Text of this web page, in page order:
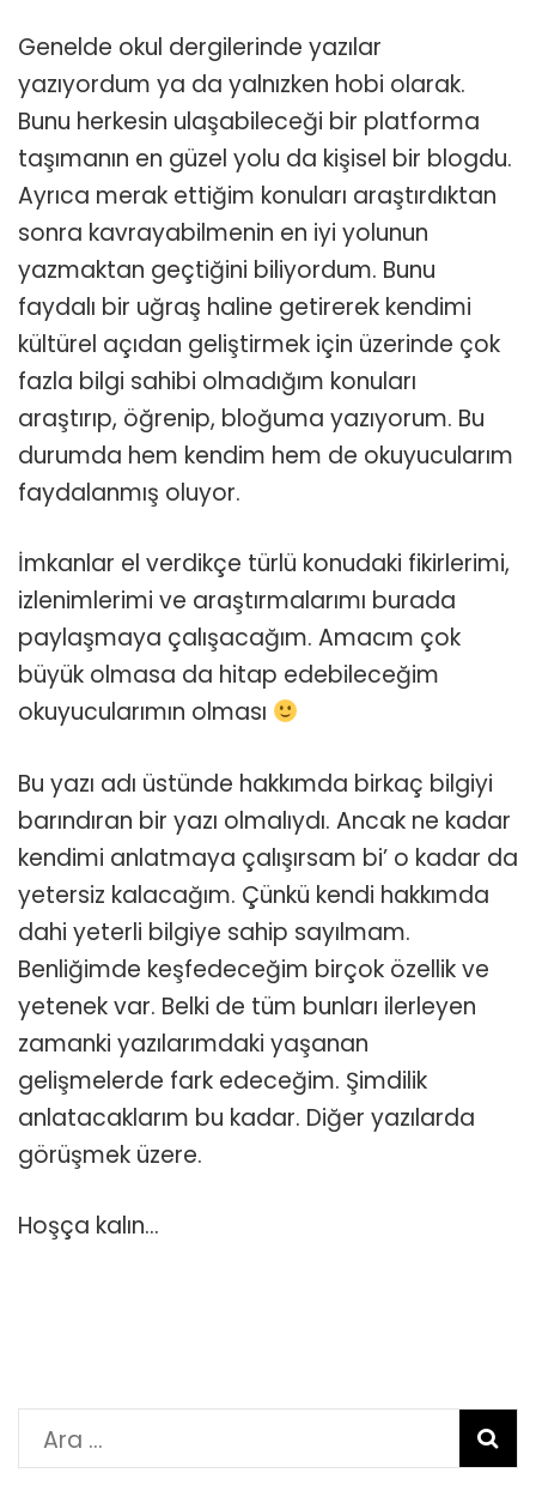
Genelde okul dergilerinde yazılar
yazıyordum ya da yalnızken hobi olarak.
Bunu herkesin ulaşabileceği bir platforma
taşımanın en güzel yolu da kişisel bir blogdu.
Ayrıca merak ettiğim konuları araştırdıktan
sonra kavrayabilmenin en iyi yolunun
yazmaktan geçtiğini biliyordum. Bunu
faydalı bir uğraş haline getirerek kendimi
kültürel açıdan geliştirmek için üzerinde çok
fazla bilgi sahibi olmadığım konuları
araştırıp, öğrenip, bloğuma yazıyorum. Bu
durumda hem kendim hem de okuyucularım
faydalanmış oluyor.
İmkanlar el verdikçe türlü konudaki fikirlerimi,
izlenimlerimi ve araştırmalarımı burada
paylaşmaya çalışacağım. Amacım çok
büyük olmasa da hitap edebileceğim
okuyucularımın olması
Bu yazı adı üstünde hakkımda birkaç bilgiyi
barındıran bir yazı olmalıydı. Ancak ne kadar
kendimi anlatmaya çalışırsam bi’ o kadar da
yetersiz kalacağım. Çünkü kendi hakkımda
dahi yeterli bilgiye sahip sayılmam.
Benliğimde keşfedeceğim birçok özellik ve
yetenek var. Belki de tüm bunları ilerleyen
zamanki yazılarımdaki yaşanan
gelişmelerde fark edeceğim. Şimdilik
anlatacaklarım bu kadar. Diğer yazılarda
görüşmek üzere.
Hoşça kalın…
Arama: